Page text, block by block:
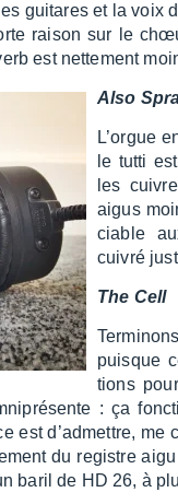
guitares et la voix
raison sur le
est nette­ment
Also
L’orgue
le tutti
les
aigus
ciable
cuivré
The Cell
puisque
tions
: ça
est d’ad­mettre,
du registre
baril de HD 26, à